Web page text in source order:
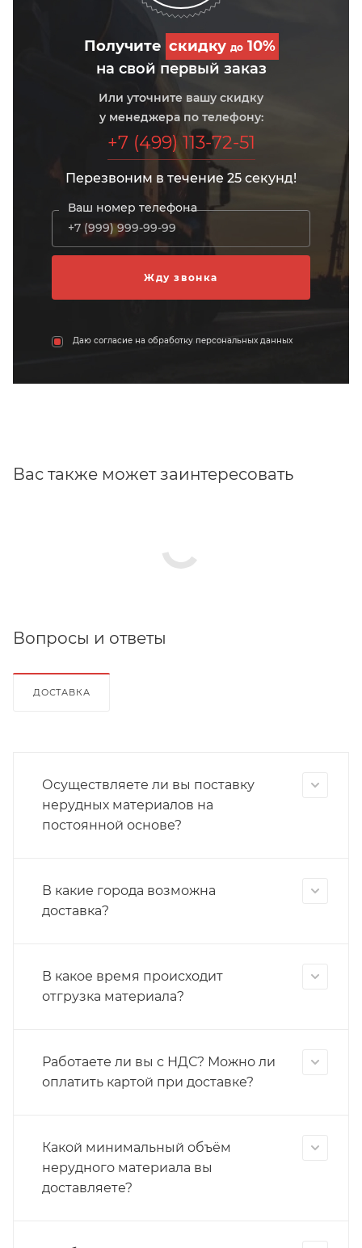
Получите скидку до10%
на свой первый заказ
Или уточните вашу скидку
у менеджера по телефону:
+7 (499) 113-72-51
Перезвоним в течение 25 секунд!
Ваш номер телефона
Даю согласие на обработку персональных данных
Вас также может заинтересовать
Вопросы и ответы
ДОСТАВКА
Осуществляете ли вы поставку
нерудных материалов на
постоянной основе?
В какие города возможна
доставка?
В какое время происходит
отгрузка материала?
Работаете ли вы с НДС? Можно ли
оплатить картой при доставке?
Какой минимальный объём
нерудного материала вы
доставляете?